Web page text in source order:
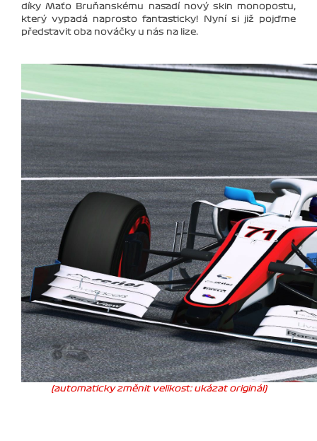
díky Maťo Bruňanskému nasadí nový skin monopostu,
který vypadá naprosto fantasticky! Nyní si již pojďme
představit oba nováčky u nás na lize.
(automaticky změnit velikost: ukázat originál)